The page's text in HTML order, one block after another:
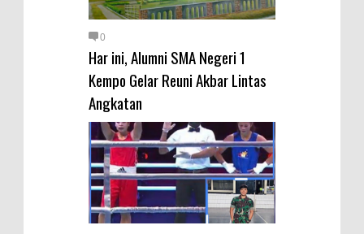
0
Har ini, Alumni SMA Negeri 1
Kempo Gelar Reuni Akbar Lintas
Angkatan